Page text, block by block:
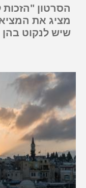
הסרטון "הזכות
מציג את
שיש לנקוט בהן